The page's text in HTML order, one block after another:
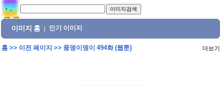
이미지 홈 인기 이미지
홈>> 이전 페이지 >> 풍뎅이뎅이 494화 (웹툰) 더보기